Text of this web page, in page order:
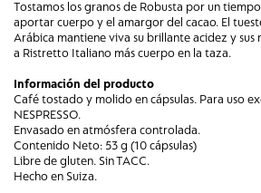
Tostamos los granos de Robusta por un
aportar cuerpo y el amargor del cacao. El
Arábica mantiene viva su brillante acidez y
a Ristretto Italiano más cuerpo en la taza.
Información del producto
Café tostado y molido en cápsulas. Para uso
NESPRESSO.
Envasado en atmósfera controlada.
Contenido Neto: 53 g (10 cápsulas)
Libre de gluten. Sin TACC.
Hecho en Suiza.